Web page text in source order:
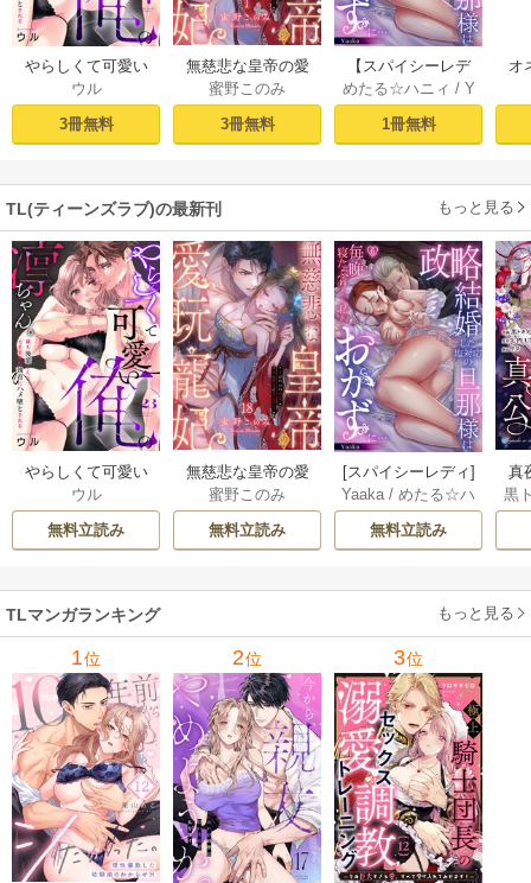
やらしくて可愛い
俺の凛ちゃん。～
隣人後輩くんのイ
キすぎた執着にハ
ウル
3冊無料
無慈悲な皇帝の愛
玩寵妃―おわらぬ
快楽、閨に響くは
乱れ声― 1巻
蜜野このみ
3冊無料
【スパイシーレデ
ィ】政略結婚した
塩対応の旦那様は
毎晩寝たふりをし
(1)
めたる☆ハニィ / Y
aaka
1冊無料
オ
TL(ティーンズラブ)の最新刊 もっと見る
やらしくて可愛い
俺の凛ちゃん。～
隣人後輩くんのイ
キすぎた執着にハ
巻
ウル
無料立読み
無慈悲な皇帝の愛
玩寵妃―おわらぬ
快楽、閨に響くは
乱れ声― 18巻
蜜野このみ
無料立読み
[スパイシーレディ]
政略結婚した塩対
応の旦那様は毎晩
寝たふりをした私
Yaaka /めたる☆ハ
ニィ
無料立読み
真
は
黒
TLマンガランキング もっと見る
1位 2位 3位